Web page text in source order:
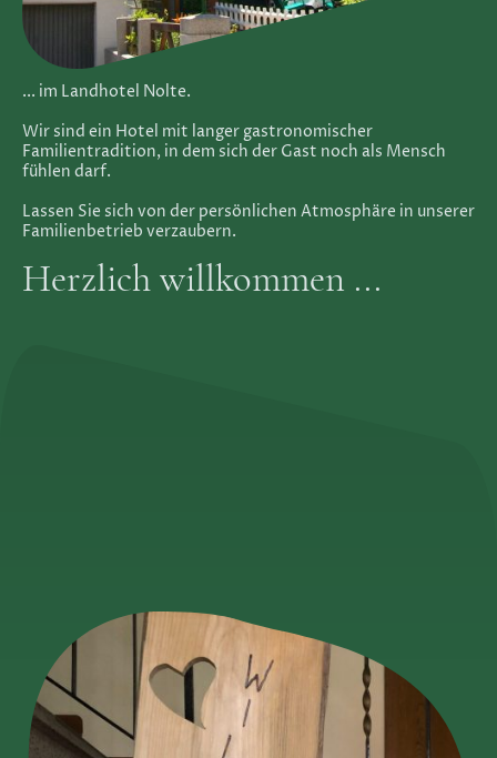
... im Landhotel Nolte.
Wir sind ein Hotel mit langer gastronomischer
Familientradition, in dem sich der Gast noch als Mensch
fühlen darf.
Lassen Sie sich von der persönlichen Atmosphäre in unserer
Familienbetrieb verzaubern.
Herzlich willkommen ...